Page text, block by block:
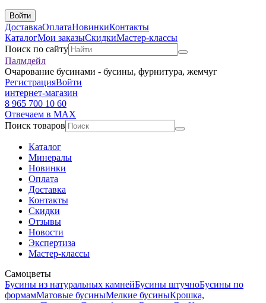
Войти
ДоставкаОплатаНовинкиКонтакты
КаталогМои заказыСкидкиМастер-классы
Поиск по сайту
Палмдейл
Очарование бусинами - бусины, фурнитура, жемчуг
РегистрацияВойти
интернет-магазин
8 965 700 10 60
Отвечаем в MAX
Поиск товаров
Каталог
Минералы
Новинки
Оплата
Доставка
Контакты
Скидки
Отзывы
Новости
Экспертиза
Мастер-классы
Самоцветы
Бусины из натуральных камнейБусины штучноБусины по
формамМатовые бусиныМелкие бусиныКрошка,